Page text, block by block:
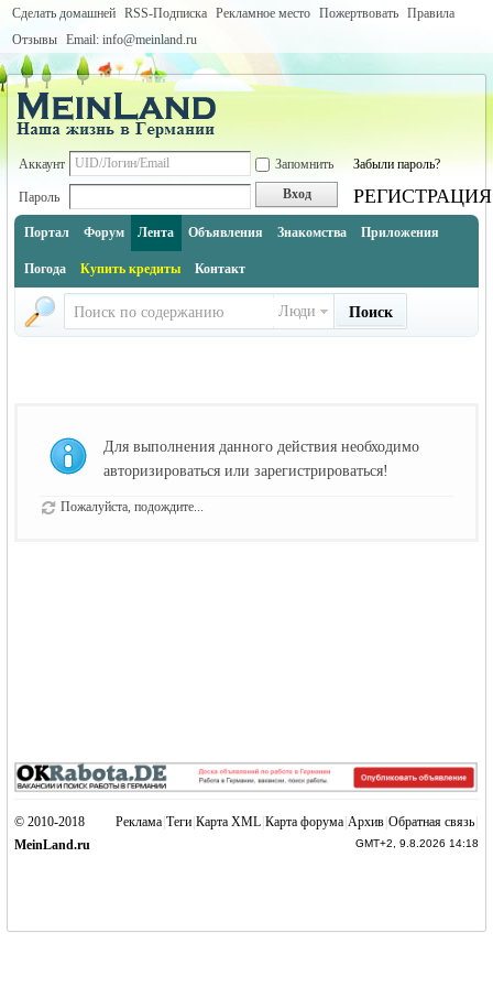
Сделать домашней RSS-Подписка Рекламное место Пожертвовать Правила
Отзывы Email: info@meinland.ru
Аккаунт Запомнить Забыли пароль?
Пароль Вход РЕГИСТРАЦИЯ
Портал Форум Лента Объявления Знакомства Приложения
Погода Купить кредиты Контакт
Люди Поиск
Для выполнения данного действия необходимо
авторизироваться или зарегистрироваться!
Пожалуйста, подождите...
Реклама Теги Карта XML Карта форума Архив Обратная связь
GMT+2, 9.8.2026 14:18
© 2010-2018
MeinLand.ru